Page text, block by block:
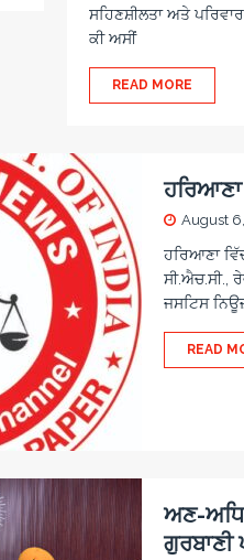
ਸਹਿਣਸ਼ੀਲਤਾ ਅਤੇ
ਕੀ ਅਸੀਂ
READ MORE
ਹਰਿਆਣਾ
August
ਹਰਿਆਣਾ
ਸੀ.ਐਚ.ਸੀ.,
ਜਸਟਿਸ
READ
ਅਣ-